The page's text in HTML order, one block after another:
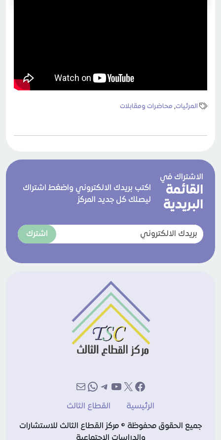
المرئيات, محاضرات ومقابلات
الاشتراك في
القائمة
البريدية
اكتب بريدك الالكتروني واضغط اشتراك
ليصلك كل جديد المركز
اشترك
فيسبوك
إكسيوتيوب
تيليجرام
واتساب
بريد
الرئيسية
القطاع الثالث
جميع الحقوق محفوظة © مركز القطاع الثالث للاستشارات